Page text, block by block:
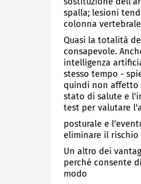
spalla; lesioni
colonna
Quasi la totalità
consapevole.
intelligenza
stesso tempo -
quindi non affetto
stato di salute e
test per valutare
posturale e
eliminare il
Un altro dei
perché consente
modo